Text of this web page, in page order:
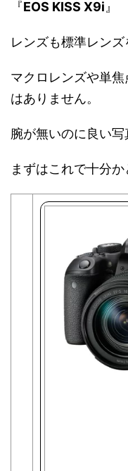
『EOS KISS X9i 』
レンズも標準レンズ
マクロレンズや単
はありません。
腕が無いのに良い写
まずはこれで十分か